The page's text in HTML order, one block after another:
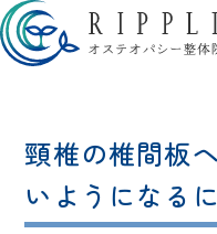
頸椎の椎間板
いようになる